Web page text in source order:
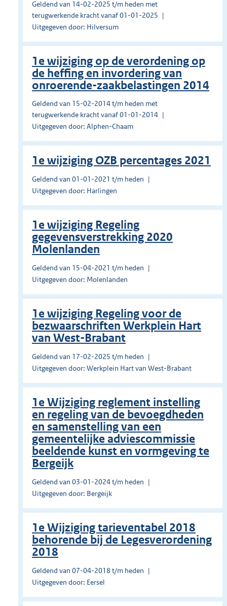
Geldend van 14-02-2025 t/m heden met
terugwerkende kracht vanaf 01-01-2025
Uitgegeven door: Hilversum
1e wijziging op de verordening op
de heffing en invordering van
onroerende-zaakbelastingen 2014
Geldend van 15-02-2014 t/m heden met
terugwerkende kracht vanaf 01-01-2014
Uitgegeven door: Alphen-Chaam
1e wijziging OZB percentages 2021
Geldend van 01-01-2021 t/m heden
Uitgegeven door: Harlingen
1e wijziging Regeling
gegevensverstrekking 2020
Molenlanden
Geldend van 15-04-2021 t/m heden
Uitgegeven door: Molenlanden
1e wijziging Regeling voor de
bezwaarschriften Werkplein Hart
van West-Brabant
Geldend van 17-02-2025 t/m heden
Uitgegeven door: Werkplein Hart van West-Brabant
1e Wijziging reglement instelling
en regeling van de bevoegdheden
en samenstelling van een
gemeentelijke adviescommissie
beeldende kunst en vormgeving te
Bergeijk
Geldend van 03-01-2024 t/m heden
Uitgegeven door: Bergeijk
1e Wijziging tarieventabel 2018
behorende bij de Legesverordening
2018
Geldend van 07-04-2018 t/m heden
Uitgegeven door: Eersel